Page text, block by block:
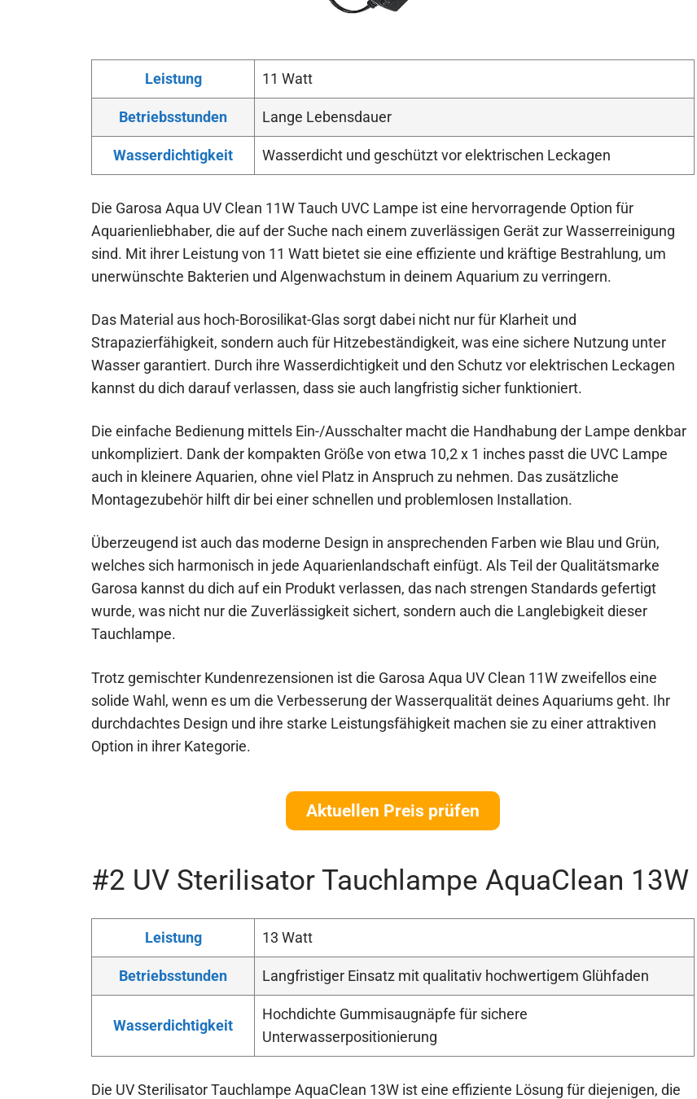
Leistung 11 Watt
Betriebsstunden Lange Lebensdauer
Wasserdichtigkeit Wasserdicht und geschützt vor elektrischen Leckagen
Die Garosa Aqua UV Clean 11W Tauch UVC Lampe ist eine hervorragende Option für
Aquarienliebhaber, die auf der Suche nach einem zuverlässigen Gerät zur Wasserreinigung
sind. Mit ihrer Leistung von 11 Watt bietet sie eine effiziente und kräftige Bestrahlung, um
unerwünschte Bakterien und Algenwachstum in deinem Aquarium zu verringern.
Das Material aus hoch-Borosilikat-Glas sorgt dabei nicht nur für Klarheit und
Strapazierfähigkeit, sondern auch für Hitzebeständigkeit, was eine sichere Nutzung unter
Wasser garantiert. Durch ihre Wasserdichtigkeit und den Schutz vor elektrischen Leckagen
kannst du dich darauf verlassen, dass sie auch langfristig sicher funktioniert.
Die einfache Bedienung mittels Ein-/Ausschalter macht die Handhabung der Lampe denkbar
unkompliziert. Dank der kompakten Größe von etwa 10,2 x 1 inches passt die UVC Lampe
auch in kleinere Aquarien, ohne viel Platz in Anspruch zu nehmen. Das zusätzliche
Montagezubehör hilft dir bei einer schnellen und problemlosen Installation.
Überzeugend ist auch das moderne Design in ansprechenden Farben wie Blau und Grün,
welches sich harmonisch in jede Aquarienlandschaft einfügt. Als Teil der Qualitätsmarke
Garosa kannst du dich auf ein Produkt verlassen, das nach strengen Standards gefertigt
wurde, was nicht nur die Zuverlässigkeit sichert, sondern auch die Langlebigkeit dieser
Tauchlampe.
Trotz gemischter Kundenrezensionen ist die Garosa Aqua UV Clean 11W zweifellos eine
solide Wahl, wenn es um die Verbesserung der Wasserqualität deines Aquariums geht. Ihr
durchdachtes Design und ihre starke Leistungsfähigkeit machen sie zu einer attraktiven
Option in ihrer Kategorie.
Aktuellen Preis prüfen
#2 UV Sterilisator Tauchlampe AquaClean 13W
Leistung 13 Watt
Betriebsstunden Langfristiger Einsatz mit qualitativ hochwertigem Glühfaden
Wasserdichtigkeit
Hochdichte Gummisaugnäpfe für sichere
Unterwasserpositionierung
Die UV Sterilisator Tauchlampe AquaClean 13W ist eine effiziente Lösung für diejenigen, die